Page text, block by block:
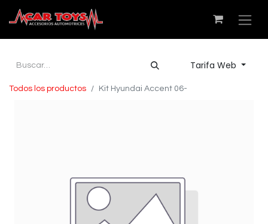
Tarifa Web
Todos los productos Kit Hyundai Accent 06-